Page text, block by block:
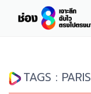
TAGS : PARIS